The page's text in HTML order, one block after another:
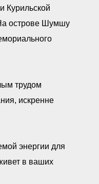
Курильской
острове Шумшу
трудом
искренне
энергии для
в ваших